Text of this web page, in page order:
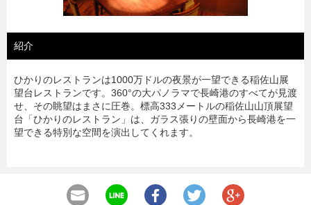
紹介
ひかりのレストランは1000万ドルの夜景が一望できる稲佐山展
望台レストランです。360°の大パノラマで長崎港のすべてが見渡
せ、その眺望はまさに圧巻。標高333メートルの稲佐山山頂展望
台「ひかりのレストラン」は、ガラス張りの壁面から長崎港を一
望できる特別な空間を演出してくれます。